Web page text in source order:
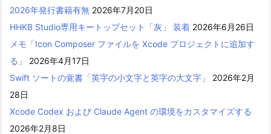
2026年発行書籍有無 2026年7月20日
HHKB Studio専用キートップセット「灰」 装着 2026年6月26日
メモ「Icon Composer ファイルを Xcode プロジェクトに追加す
る」
2026年4月17日
Swift ソートの覚書「英字の小文字と英字の大文字」
2026年2月
28日
Xcode Codex および Claude Agent の環境をカスタマイズする
2026年2月8日